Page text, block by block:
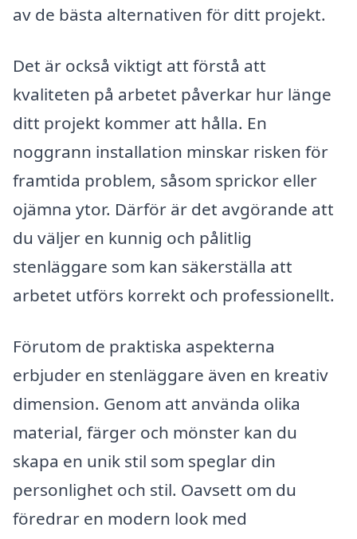
av de bästa alternativen för ditt projekt.
Det är också viktigt att förstå att
kvaliteten på arbetet påverkar hur länge
ditt projekt kommer att hålla. En
noggrann installation minskar risken för
framtida problem, såsom sprickor eller
ojämna ytor. Därför är det avgörande att
du väljer en kunnig och pålitlig
stenläggare som kan säkerställa att
arbetet utförs korrekt och professionellt.
Förutom de praktiska aspekterna
erbjuder en stenläggare även en kreativ
dimension. Genom att använda olika
material, färger och mönster kan du
skapa en unik stil som speglar din
personlighet och stil. Oavsett om du
föredrar en modern look med